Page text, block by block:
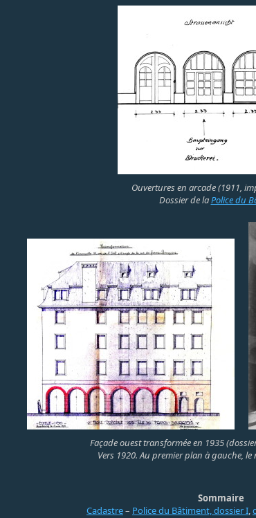
Ouvertures en arcade (1911,
Dossier de laPolice du
Façade ouest transformée en 1935
Vers 1920. Au premier plan à gauche,
Sommaire
Cadastre– Police du Bâtiment, dossier I,